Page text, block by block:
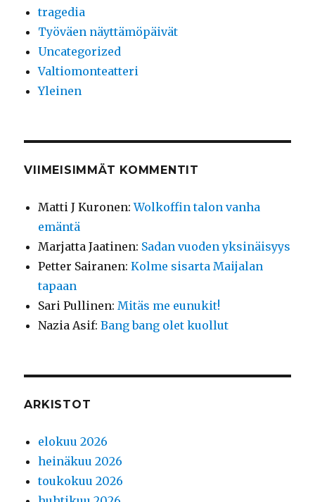
tragedia
Työväen näyttämöpäivät
Uncategorized
Valtiomonteatteri
Yleinen
VIIMEISIMMÄT KOMMENTIT
Matti J Kuronen:Wolkoffin talon vanha
emäntä
Marjatta Jaatinen: Sadan vuoden yksinäisyys
Petter Sairanen:Kolme sisarta Maijalan
tapaan
Sari Pullinen: Mitäs me eunukit!
Nazia Asif:Bang bang olet kuollut
ARKISTOT
elokuu 2026
heinäkuu 2026
toukokuu 2026